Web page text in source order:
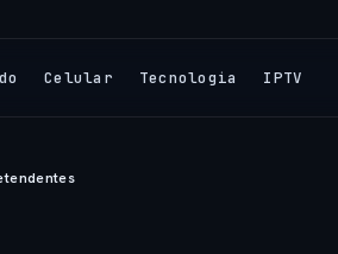
Celular Tecnologia IPTV